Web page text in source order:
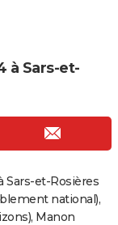
à Sars-et-
Sars-et-Rosières
national),
Manon